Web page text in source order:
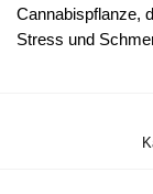
Cannabispflanze,
Stress und